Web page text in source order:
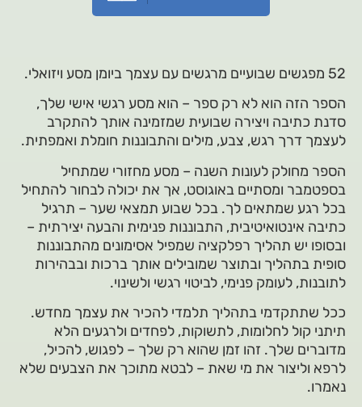
52 מפגשים שבועיים מרגשים עם עצמך ביומן מסע ויזואלי.
הספר הזה הוא לא רק ספר – הוא מסע רגשי אישי שלך,
סדנת כתיבה ויצירה שבועית שמזמינה אותך להתקרב
לעצמך דרך רגש, צבע, מילים והתבוננות חומלת ואמפתית.
הספר מחולק לעונות השנה – מסע מחזורי שמתחיל
בספטמבר ומסתיים באוגוסט, אך את יכולה לבחור להתחיל
בכל רגע שמתאים לך. בכל שבוע תמצאי שער – תרגיל
כתיבה אינטואיטיבית, התבוננות פנימית והבעה יצירתית –
ובסופו יש תהליך רפלקציה שמפיל אסימונים מהתבוננות
סופית בתהליך ובתוצר שמובילים אותך ברכות ובבהירות
לתובנות, לעומק פנימי, לביטוי רגשי ולשינוי.
ככל שתתקדמי בתהליך תלמדי להכיר את עצמך מחדש.
תיתני קול לחלומות, לתשוקות, לפחדים ולרגעים הלא
מדוברים שלך. זהו זמן שהוא רק שלך – לפגוש, להכיל,
לרפא וליצור את מי שאת – לבטא מתוכך את הצבעים שלא
נאמרו.